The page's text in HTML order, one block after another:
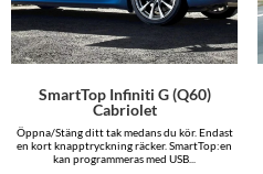
SmartTop Infiniti G (Q60)
Cabriolet
Öppna/Stäng ditt tak medans du kör. Endast
en kort knapptryckning räcker. SmartTop:en
kan programmeras med USB...